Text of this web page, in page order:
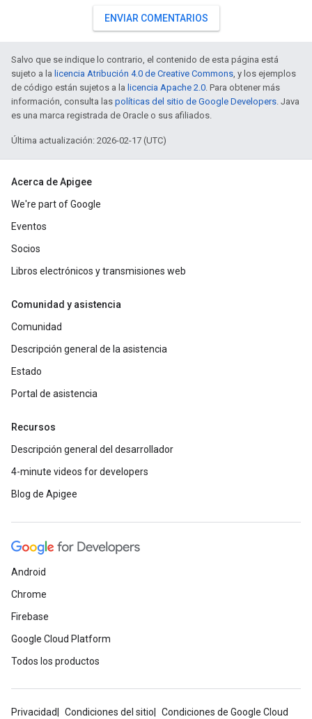
ENVIAR COMENTARIOS
Salvo que se indique lo contrario, el contenido de esta página está
sujeto a la licencia Atribución 4.0 de Creative Commons, y los ejemplos
de código están sujetos a la licencia Apache 2.0. Para obtener más
información, consulta las políticas del sitio de Google Developers. Java
es una marca registrada de Oracle o sus afiliados.
Última actualización: 2026-02-17 (UTC)
Acerca de Apigee
We're part of Google
Eventos
Socios
Libros electrónicos y transmisiones web
Comunidad y asistencia
Comunidad
Descripción general de la asistencia
Estado
Portal de asistencia
Recursos
Descripción general del desarrollador
4-minute videos for developers
Blog de Apigee
Android
Chrome
Firebase
Google Cloud Platform
Todos los productos
Privacidad Condiciones del sitio Condiciones de Google Cloud